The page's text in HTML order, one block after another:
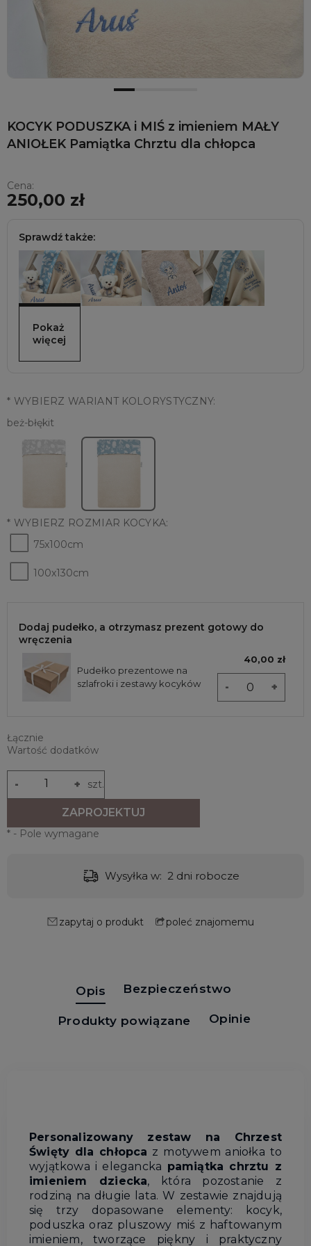
KOCYK PODUSZKA i MIŚ z imieniem MAŁY
ANIOŁEK Pamiątka Chrztu dla chłopca
Cena:
250,00 zł
Sprawdź także:
Pokaż
więcej
* WYBIERZ WARIANT KOLORYSTYCZNY:
beż-błękit
* WYBIERZ ROZMIAR KOCYKA:
75x100cm
100x130cm
Dodaj pudełko, a otrzymasz prezent gotowy do
wręczenia
Pudełko prezentowe na
szlafroki i zestawy kocyków
40,00 zł
- +
Łącznie
Wartość dodatków
+
- szt.
ZAPROJEKTUJ
* - Pole wymagane
Wysyłka w: 2 dni robocze
zapytaj o produkt poleć znajomemu
Opis Bezpieczeństwo
Produkty powiązane Opinie
Personalizowany zestaw na Chrzest
Święty dla chłopca z motywem aniołka to
wyjątkowa i elegancka pamiątka chrztu z
imieniem dziecka, która pozostanie z
rodziną na długie lata.W zestawie znajdują
się trzy
dopasowane elementy:
kocyk,
poduszka oraz pluszowy miś z haftowanym
imieniem,tworzące piękny i praktyczny